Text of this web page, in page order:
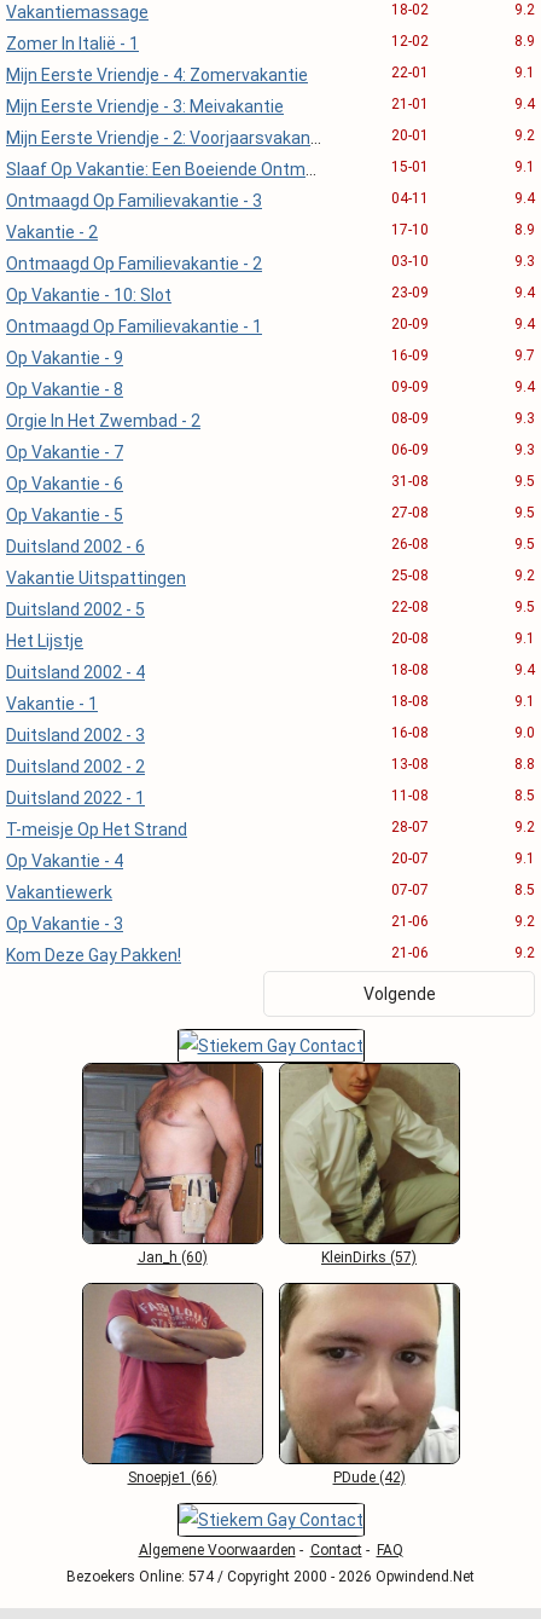
Vakantiemassage 18-02 9.2
Zomer In Italië - 1 12-02 8.9
Mijn Eerste Vriendje - 4: Zomervakantie 22-01 9.1
Mijn Eerste Vriendje - 3: Meivakantie 21-01 9.4
20-01 9.2
15-01 9.1
Ontmaagd Op Familievakantie - 3 04-11 9.4
Vakantie - 2 17-10 8.9
Ontmaagd Op Familievakantie - 2 03-10 9.3
Op Vakantie - 10: Slot 23-09 9.4
Ontmaagd Op Familievakantie - 1 20-09 9.4
Op Vakantie - 9 16-09 9.7
Op Vakantie - 8 09-09 9.4
Orgie In Het Zwembad - 2 08-09 9.3
Op Vakantie - 7 06-09 9.3
Op Vakantie - 6 31-08 9.5
Op Vakantie - 5 27-08 9.5
Duitsland 2002 - 6 26-08 9.5
Vakantie Uitspattingen 25-08 9.2
Duitsland 2002 - 5 22-08 9.5
Het Lijstje 20-08 9.1
Duitsland 2002 - 4 18-08 9.4
Vakantie - 1 18-08 9.1
Duitsland 2002 - 3 16-08 9.0
Duitsland 2002 - 2 13-08 8.8
Duitsland 2022 - 1 11-08 8.5
T-meisje Op Het Strand 28-07 9.2
Op Vakantie - 4 20-07 9.1
Vakantiewerk 07-07 8.5
Op Vakantie - 3 21-06 9.2
Kom Deze Gay Pakken! 21-06 9.2
Volgende
Jan_h (60) KleinDirks (57)
Snoepje1 (66) PDude (42)
Algemene Voorwaarden - Contact- FAQ
Bezoekers Online: 574 / Copyright 2000 - 2026 Opwindend.Net